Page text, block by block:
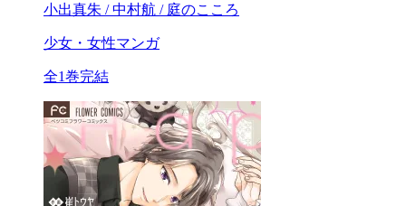
小出真朱 / 中村航 / 庭のこころ
少女・女性マンガ
全1巻完結